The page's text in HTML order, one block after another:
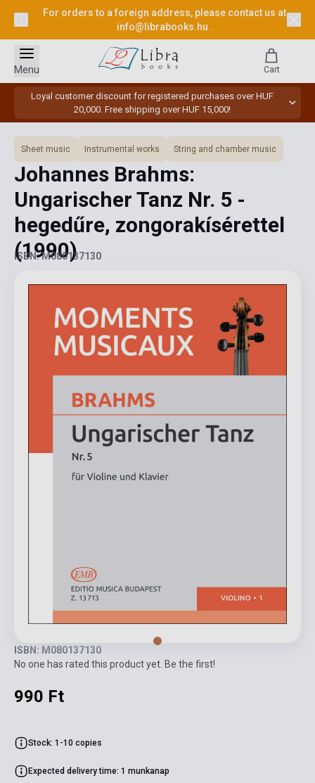
For orders to a foreign address, please contact us at
info@librabooks.hu .
Loyal customer discount for registered purchases over HUF
20,000. Free shipping over HUF 15,000!
Menu Cart
Sheet music Instrumental works String and chamber music
Johannes Brahms:
Ungarischer Tanz Nr. 5 -
hegedűre, zongorakísérettel
(1990)
ISBN: M080137130
ISBN: M080137130
No one has rated this product yet. Be the first!
990 Ft
Stock: 1-10 copies
Expected delivery time: 1 munkanap